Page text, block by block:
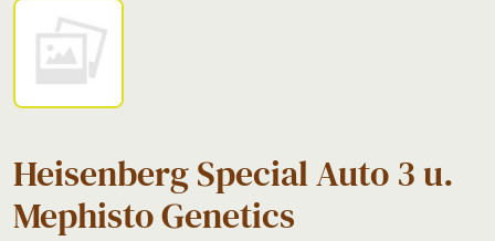
Heisenberg Special Auto 3 u.
Mephisto Genetics